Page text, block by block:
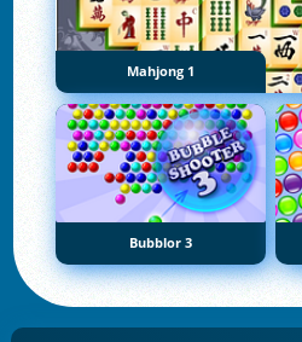
Mahjong 1
Bubblor 3